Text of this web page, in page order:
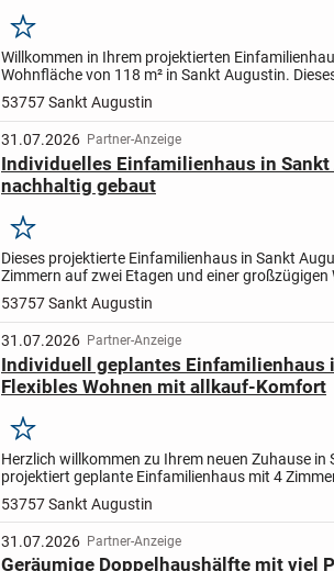
Merken
Willkommen in Ihrem projektierten
Wohnfläche von 118 m² in Sankt Augustin.
persönlichen Wünschen und Vorstellungen
53757 Sankt Augustin
31.07.2026 Partner-Anzeige
Individuelles Einfamilienhaus in
nachhaltig gebaut
Merken
Dieses projektierte Einfamilienhaus in Sankt
Zimmern auf zwei Etagen und einer großzügigen
Platz für Ihre Familie und individuelle
53757 Sankt Augustin
31.07.2026 Partner-Anzeige
Individuell geplantes Einfamilienhaus
Flexibles Wohnen mit allkauf-Komfort
Merken
Herzlich willkommen zu Ihrem neuen Zuhause in
projektiert geplante Einfamilienhaus mit 4
115 m² wird ganz nach Ihren persönlichen
53757 Sankt Augustin
31.07.2026 Partner-Anzeige
Geräumige Doppelhaushälfte mit viel